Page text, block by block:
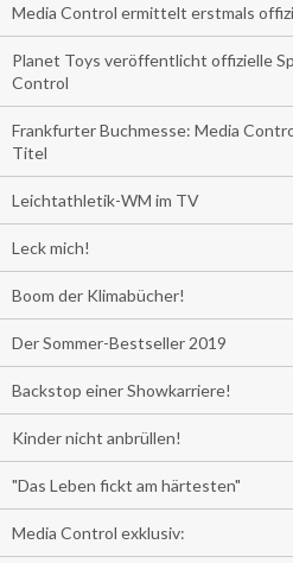
Media Control ermittelt erstmals
Planet Toys veröffentlicht offizielle
Control
Frankfurter Buchmesse: Media
Titel
Leichtathletik-WM im TV
Leck mich!
Boom der Klimabücher!
Der Sommer-Bestseller 2019
Backstop einer Showkarriere!
Kinder nicht anbrüllen!
"Das Leben fickt am härtesten"
Media Control exklusiv: